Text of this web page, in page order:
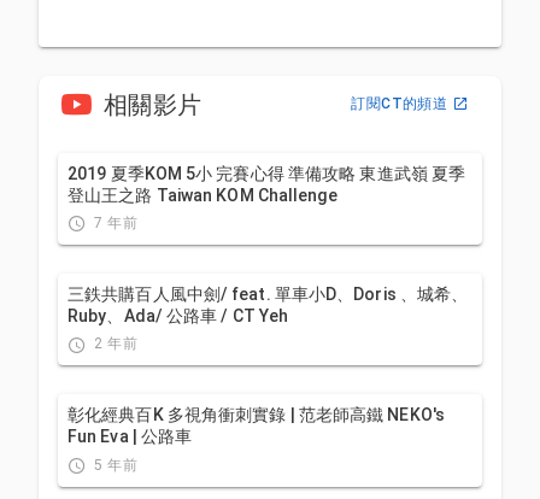
相關影片 訂閱CT的頻道
2019 夏季KOM 5小 完賽心得 準備攻略 東進武嶺 夏季
登山王之路 Taiwan KOM Challenge
7 年前
三鉄共購百人風中劍/ feat. 單車小D、Doris 、城希、
Ruby、Ada/ 公路車 / CT Yeh
2 年前
彰化經典百K 多視角衝刺實錄 | 范老師高鐵 NEKO's
Fun Eva | 公路車
5 年前